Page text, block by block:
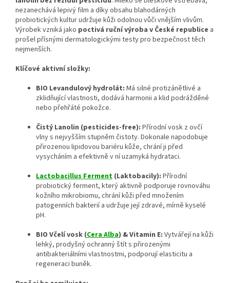
nezanechává lepivý film a díky obsahu blahodárných
probiotických kultur udržuje kůži odolnou vůči vnějším vlivům.
Výrobek vzniká jako poctivá ruční výroba v České republice a
prošel přísnými dermatologickými testy pro bezpečnost těch
nejmenších.
Klíčové aktivní složky:
BIO Levandulový hydrolát: Má silné protizánětlivé a
zklidňující vlastnosti, dodává harmonii a klid podrážděné
nebo přehřáté pokožce.
Čistý Lanolin (pesticides-free): Přírodní vosk z ovčí
vlny s nejvyšším stupněm čistoty. Dokonale napodobuje
přirozenou lipidovou bariéru kůže, chrání ji před
vysycháním a efektivně v ní uzamyká hydrataci.
Lactobacillus Ferment (Laktobacily): Přírodní
probiotický ferment, který aktivně podporuje rovnováhu
kožního mikrobiomu, chrání kůži před množením
patogenních bakterií a udržuje její zdravé, mírně kyselé
pH.
BIO Včelí vosk (Cera Alba) & Vitamin E: Vytvářejí na kůži
lehký, prodyšný ochranný štít s přirozenými
antibakteriálními vlastnostmi, podporují elasticitu a
regeneraci buněk.